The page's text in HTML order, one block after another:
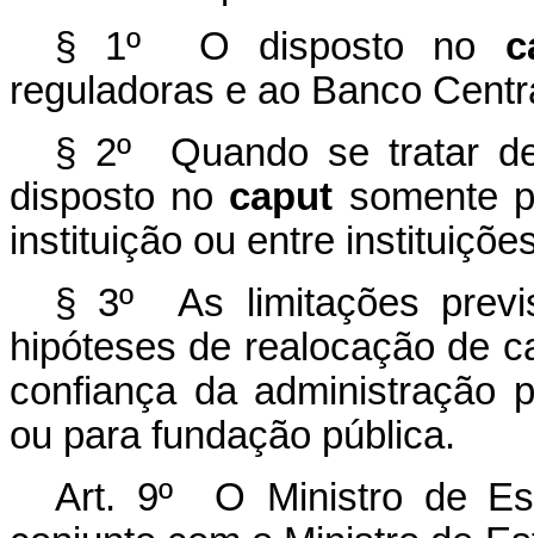
§ 1º O disposto no
reguladoras e ao Banco
§ 2º Quando se tratar
disposto no caput somente
instituição ou entre
§ 3º As limitações
hipóteses de realocação de
confiança da administração
ou para fundação pública.
Art. 9º O Ministro de